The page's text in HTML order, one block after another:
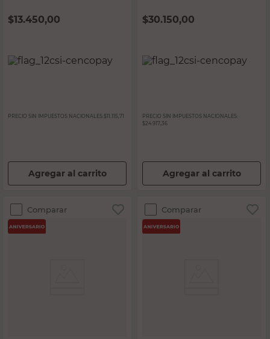
$13.450,00
PRECIO SIN IMPUESTOS NACIONALES: $11.115,71
Agregar al carrito
$30.150,00
PRECIO SIN IMPUESTOS NACIONALES:
$24.917,36
Agregar al carrito
Comparar Comparar